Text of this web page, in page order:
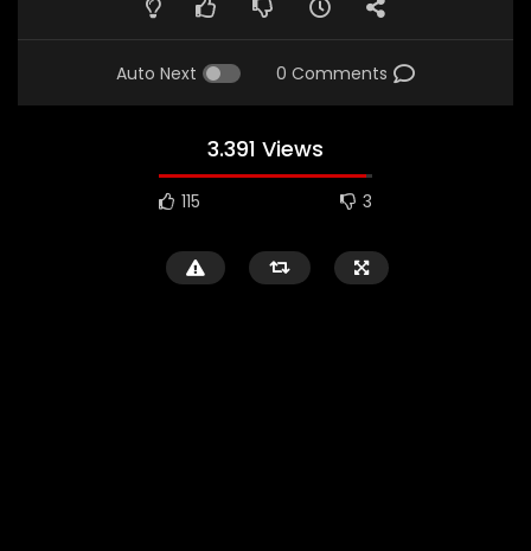
Auto Next 0 Comments
3.391 Views
115 3